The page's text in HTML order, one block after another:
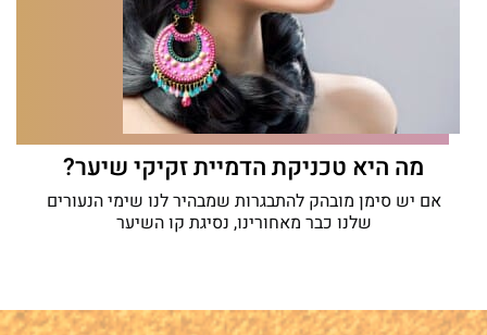
מה היא טכניקת הדמיית זקיקי שיער?
אם יש סימן מובהק להתבגרות שמבהיר לנו שימי הנעורים
שלנו כבר מאחורינו, נסיגת קו השיער